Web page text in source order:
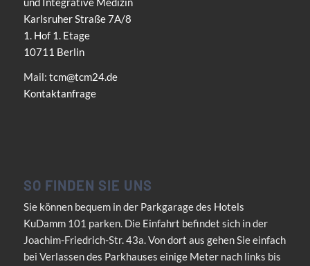
Karlsruher Straße 7A/8
1. Hof 1. Etage
10711 Berlin
Mail: tcm@tcm24.de
Kontaktanfrage
SO FINDEN SIE UNS
Sie können bequem in der Parkgarage des Hotels
KuDamm 101 parken. Die Einfahrt befindet sich in der
Joachim-Friedrich-Str. 43a. Von dort aus gehen Sie einfach
bei Verlassen des Parkhauses einige Meter nach links bis